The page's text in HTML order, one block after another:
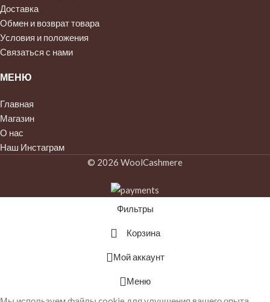
Доставка
Обмен и возврат товара
Условия и положения
Связаться с нами
МЕНЮ
Главная
Магазин
О нас
Наш Инстаграм
© 2026 WoolCashmere
Фильтры
Корзина
Мой аккаунт
Меню